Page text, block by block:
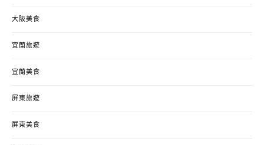
大阪美食
宜蘭旅遊
宜蘭美食
屏東旅遊
屏東美食